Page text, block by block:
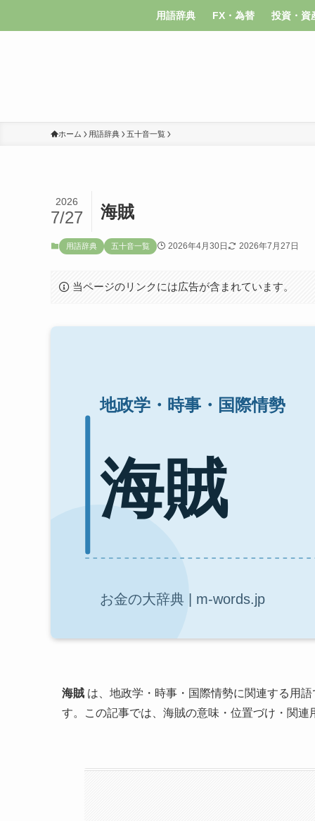
用語辞典 FX・為替 投資・資
ホーム 用語辞典 五十音一覧
海賊
2026
7/27
用語辞典 五十音一覧 2026年4月30日 2026年7月27日
当ページのリンクには広告が含まれています。
海賊 は、地政学・時事・国際情勢に関連する用
す。この記事では、海賊の意味・位置づけ・関